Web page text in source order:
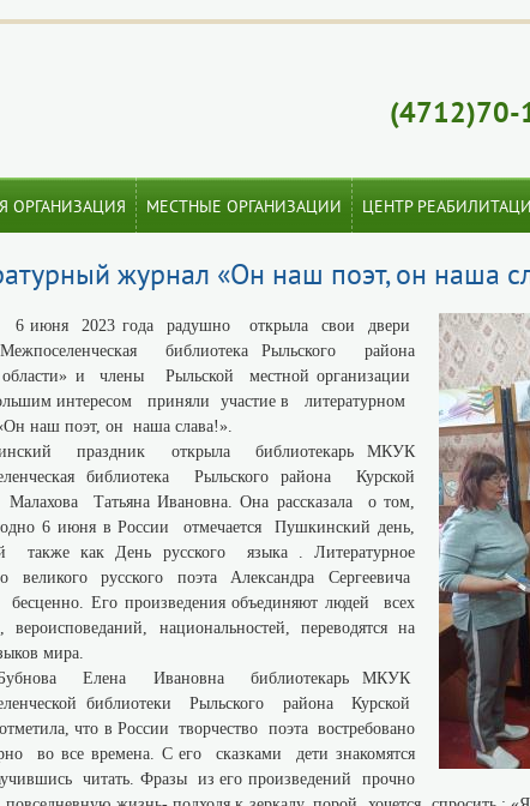
(4712)70-
ОРГАНИЗАЦИЯ МЕСТНЫЕ ОРГАНИЗАЦИИ ЦЕНТР
журнал «Он наш поэт, он наша
2023 года радушно открыла свои двери
библиотека Рыльского района
и члены Рыльской местной организации
интересом приняли участие в литературном
наш поэт, он наша слава!».
праздник открыла библиотекарь МКУК
библиотека Рыльского района Курской
Малахова Татьяна Ивановна. Она рассказала о том,
6 июня в России отмечается Пушкинский день,
также как День русского языка . Литературное
великого русского поэта Александра Сергеевича
Его произведения объединяют людей всех
вероисповеданий, национальностей, переводятся на
мира.
Елена Ивановна библиотекарь МКУК
библиотеки Рыльского района Курской
что в России творчество поэта востребовано
во все времена. С его сказками дети знакомятся
читать. Фразы из его произведений прочно